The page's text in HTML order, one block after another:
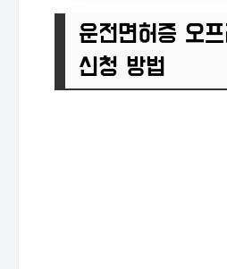
운전면허증 오
신청 방법